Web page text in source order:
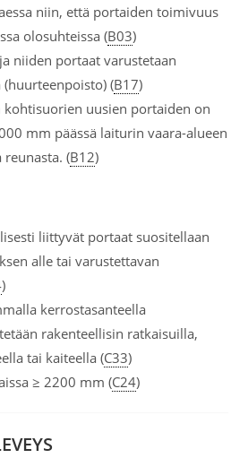
niin, että portaiden toimivuus
olosuhteissa (B03)
niiden portaat varustetaan
(B17)
kohtisuorien uusien portaiden on
mm päässä laiturin vaara-alueen
(B12)
liittyvät portaat suositellaan
alle tai varustettavan
)
kerrostasanteella
rakenteellisin ratkaisuilla,
tai kaiteella (C33)
≥ 2200 mm (C24)